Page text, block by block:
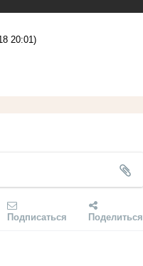
20:01)
Подписаться Поделиться